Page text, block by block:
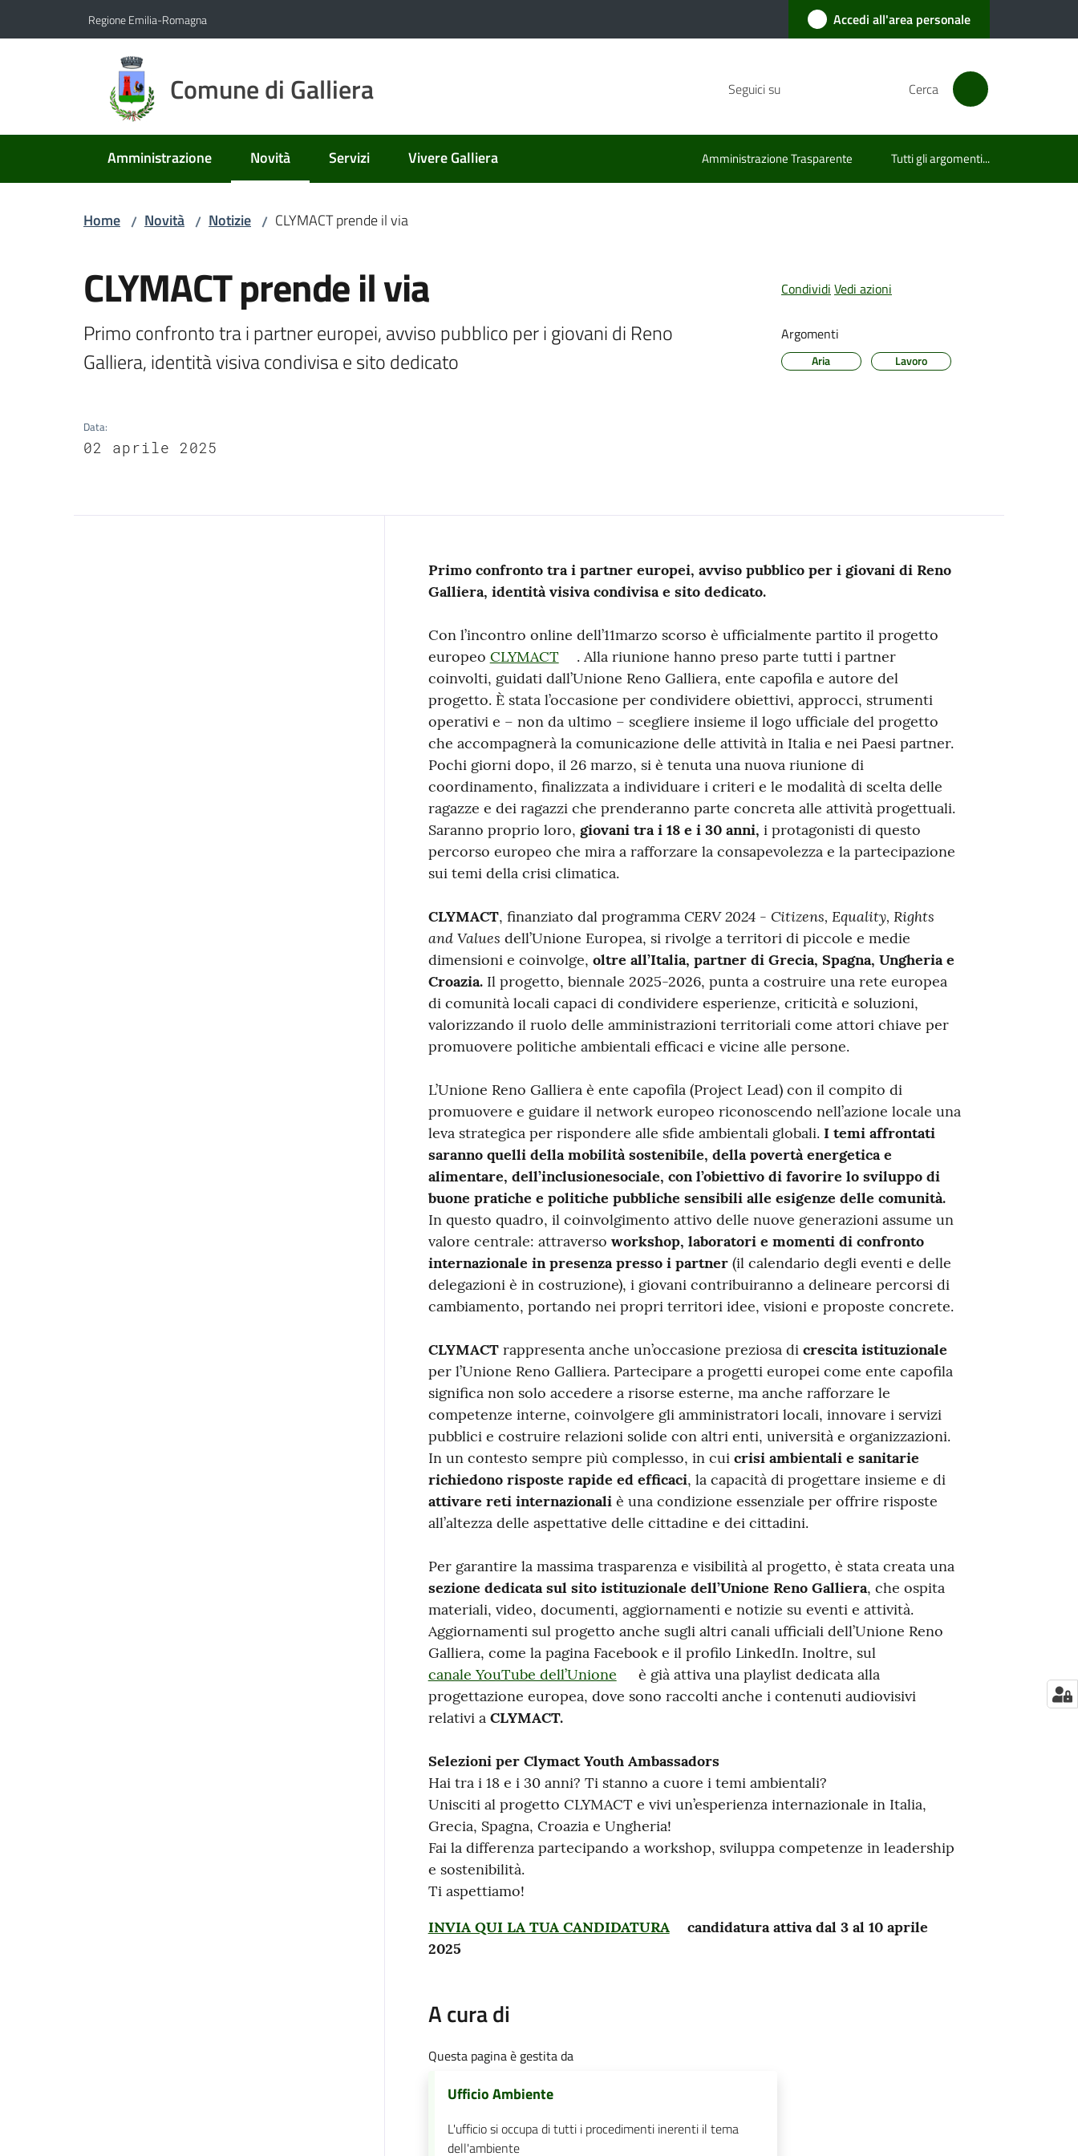
Regione Emilia-Romagna Accedi all'area personale
Comune di Galliera Seguici su Cerca
Amministrazione Novità
Menu selezionato
Servizi Vivere Galliera Amministrazione Trasparente Tutti gli argomenti...
Home / Novità / Notizie / CLYMACT prende il via
CLYMACT prende il via
Primo confronto tra i partner europei, avviso pubblico per i giovani di Reno
Galliera, identità visiva condivisa e sito dedicato
Data:
02 aprile 2025
Condividi Vedi azioni
Argomenti
Aria Lavoro
Contenuto
Primo confronto tra i partner europei, avviso pubblico per i giovani di Reno
Galliera, identità visiva condivisa e sito dedicato.
Con l’incontro online dell’11marzo scorso è ufficialmente partito il progetto
europeo CLYMACT
. Alla riunione hanno preso parte tutti i partner
coinvolti, guidati dall’Unione Reno Galliera, ente capofila e autore del
progetto. È stata l’occasione per condividere obiettivi, approcci, strumenti
operativi e – non da ultimo – scegliere insieme il logo ufficiale del progetto
che accompagnerà la comunicazione delle attività in Italia e nei Paesi partner.
Pochi giorni dopo, il 26 marzo, si è tenuta una nuova riunione di
coordinamento, finalizzata a individuare i criteri e le modalità di scelta delle
ragazze e dei ragazzi che prenderanno parte concreta alle attività progettuali.
Saranno proprio loro, giovani tra i 18 e i 30 anni, i protagonisti di questo
percorso europeo che mira a rafforzare la consapevolezza e la partecipazione
sui temi della crisi climatica.
CLYMACT, finanziato dal programma CERV 2024 - Citizens, Equality, Rights
and Values dell’Unione Europea, si rivolge a territori di piccole e medie
dimensioni e coinvolge, oltre all’Italia, partner di Grecia, Spagna, Ungheria e
Croazia.Il progetto, biennale 2025-2026, punta a costruire una rete europea
di comunità locali capaci di condividere esperienze, criticità e soluzioni,
valorizzando il ruolo delle amministrazioni territoriali come attori chiave per
promuovere politiche ambientali efficaci e vicine alle persone.
L’Unione Reno Galliera è ente capofila (Project Lead) con il compito di
promuovere e guidare il network europeo riconoscendo nell’azione locale una
leva strategica per rispondere alle sfide ambientali globali. I temi affrontati
saranno quelli della mobilità sostenibile, della povertà energetica e
alimentare, dell’inclusionesociale, con l’obiettivo di favorire lo sviluppo di
buone pratiche e politiche pubbliche sensibili alle esigenze delle comunità.
In questo quadro, il coinvolgimento attivo delle nuove generazioni assume un
valore centrale: attraverso workshop, laboratori e momenti di confronto
internazionale in presenza presso i partner(il calendario degli eventi e delle
delegazioni è in costruzione), i giovani contribuiranno a delineare percorsi di
cambiamento, portando nei propri territori idee, visioni e proposte concrete.
CLYMACTrappresenta anche un’occasione preziosa di crescita istituzionale
per l’Unione Reno Galliera. Partecipare a progetti europei come ente capofila
significa non solo accedere a risorse esterne, ma anche rafforzare le
competenze interne, coinvolgere gli amministratori locali, innovare i servizi
pubblici e costruire relazioni solide con altri enti, università e organizzazioni.
In un contesto sempre più complesso, in cui crisi ambientali e sanitarie
richiedono risposte rapide ed efficaci, la capacità di progettare insieme e di
attivare reti internazionali è una condizione essenziale per offrire risposte
all’altezza delle aspettative delle cittadine e dei cittadini.
Per garantire la massima trasparenza e visibilità al progetto, è stata creata una
sezione dedicata sul sito istituzionale dell’Unione Reno Galliera, che ospita
materiali, video, documenti, aggiornamenti e notizie su eventi e attività.
Aggiornamenti sul progetto anche sugli altri canali ufficiali dell’Unione Reno
Galliera, come la pagina Facebook e il profilo LinkedIn. Inoltre, sul
canale YouTube dell’Unione
è già attiva una playlist dedicata alla
progettazione europea, dove sono raccolti anche i contenuti audiovisivi
relativi a CLYMACT.
Selezioni per Clymact Youth Ambassadors
Hai tra i 18 e i 30 anni? Ti stanno a cuore i temi ambientali?
Unisciti al progetto CLYMACT e vivi un’esperienza internazionale in Italia,
Grecia, Spagna, Croazia e Ungheria!
Fai la differenza partecipando a workshop, sviluppa competenze in leadership
e sostenibilità.
Ti aspettiamo!
INVIA QUI LA TUA CANDIDATURA
candidatura attiva dal 3 al 10 aprile
2025
A cura di
Questa pagina è gestita da
Ufficio Ambiente
L'ufficio si occupa di tutti i procedimenti inerenti il tema
dell'ambiente